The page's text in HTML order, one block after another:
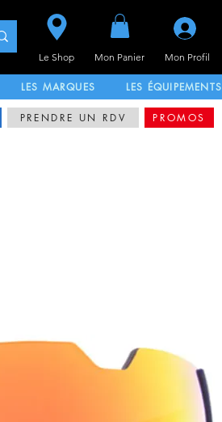
Le Shop Mon Panier Mon Profil
LES MARQUES LES ÉQUIPEMENTS
PROMOS
PRENDRE UN RDV